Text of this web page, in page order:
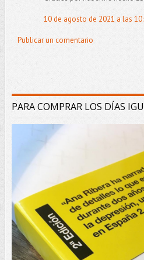
10 de agosto de 2021 a las
Publicar un comentario
PARA COMPRAR LOS DÍAS